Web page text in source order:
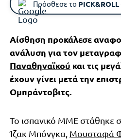
Πρόσθεσε το PICK&ROLL
Αίσθηση προκάλεσε
ανάλυση για τον
Παναθηναϊκού και τις
έχουν γίνει μετά την
Ομπράντοβιτς.
Το ισπανικό MME στάθηκε
Ίζακ Μπόνγκα, Μουσταφά